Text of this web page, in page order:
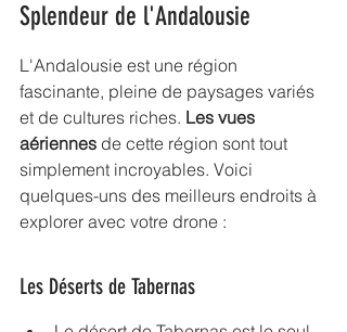
Splendeur de l'Andalousie
L'Andalousie est une région
fascinante, pleine de paysages variés
et de cultures riches. Les vues
aériennes de cette région sont tout
simplement incroyables. Voici
quelques-uns des meilleurs endroits à
explorer avec votre drone :
Les Déserts de Tabernas